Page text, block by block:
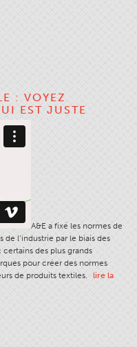
: VOYEZ
EST JUSTE
A&E a fixé les normes de
l’industrie par le biais des
des plus grands
pour créer des normes
de produits textiles.
lire la